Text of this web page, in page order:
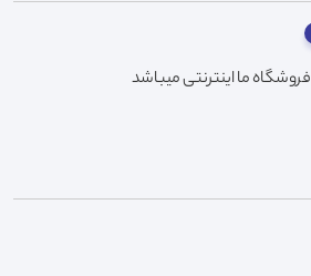
فروشگاه ما اینترنتی میباشد